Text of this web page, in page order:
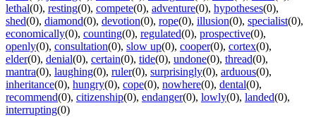
lethal(0), resting(0), compete(0), adventure(0), hypotheses(0),
shed(0), diamond(0), devotion(0), rope(0), illusion(0), specialist(0),
economically(0), counting(0), regulated(0), prospective(0),
openly(0), consultation(0), slow up(0), cooper(0), cortex(0),
elder(0), denial(0), certain(0), tide(0), undone(0), thread(0),
mantra(0), laughing(0), ruler(0), surprisingly(0), arduous(0),
inheritance(0), hungry(0), cope(0), nowhere(0), dental(0),
recommend(0), citizenship(0), endanger(0), lowly(0), landed(0),
interrupting(0)